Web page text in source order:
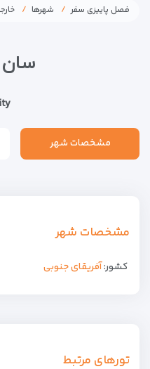
فصل پاییزی سفر شهرها
مشخصات شهر
مشخصات شهر
کشور:آفریقای جنوبی
تورهای مرتبط